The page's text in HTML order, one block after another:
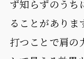
ず知らずのうち
ることがありま
打つことで肩の